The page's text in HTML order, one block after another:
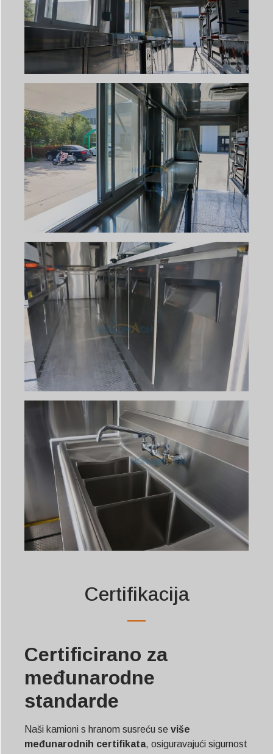
Certifikacija
Certificirano za
međunarodne
standarde
Naši kamioni s hranom susreću se više
međunarodnih certifikata, osiguravajući sigurnost